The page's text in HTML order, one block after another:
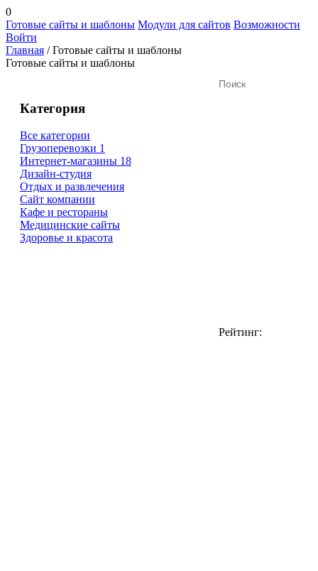
0
Готовые сайты и шаблоны Модули для сайтов Возможности
Войти
Главная / Готовые сайты и шаблоны
Готовые сайты и шаблоны
Категория
Все категории
Грузоперевозки 1
Интернет-магазины 18
Дизайн-студия
Отдых и развлечения
Сайт компании
Кафе и рестораны
Медицинские сайты
Здоровье и красота
Рейтинг: